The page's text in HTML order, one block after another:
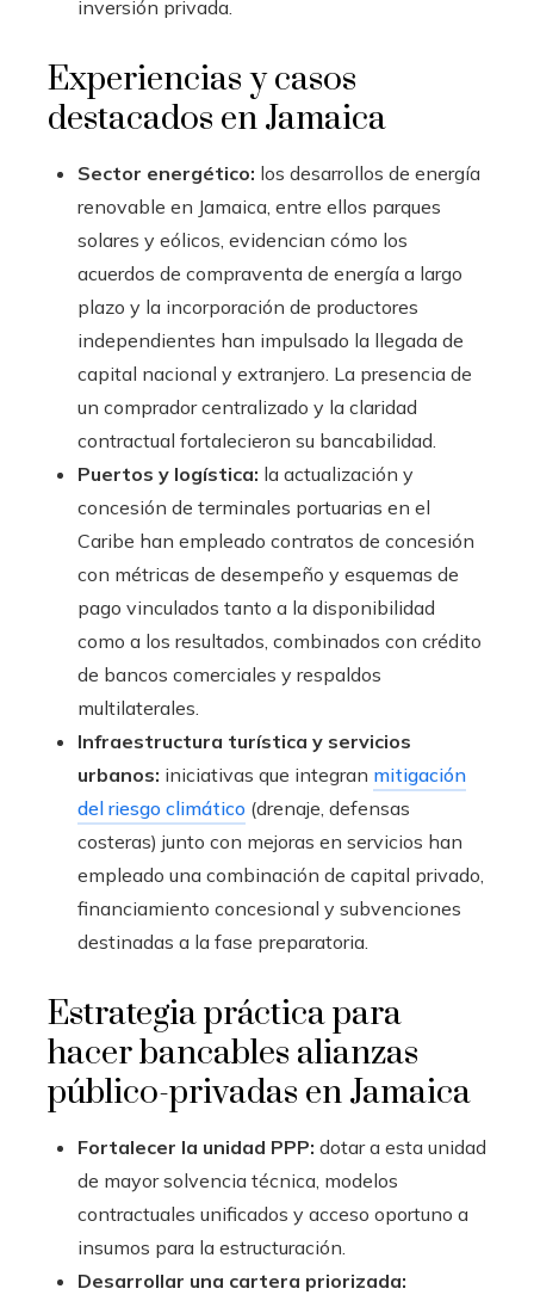
inversión privada.
Experiencias y casos
destacados en Jamaica
Sector energético: los desarrollos de energía
renovable en Jamaica, entre ellos parques
solares y eólicos, evidencian cómo los
acuerdos de compraventa de energía a largo
plazo y la incorporación de productores
independientes han impulsado la llegada de
capital nacional y extranjero. La presencia de
un comprador centralizado y la claridad
contractual fortalecieron su bancabilidad.
Puertos y logística: la actualización y
concesión de terminales portuarias en el
Caribe han empleado contratos de concesión
con métricas de desempeño y esquemas de
pago vinculados tanto a la disponibilidad
como a los resultados, combinados con crédito
de bancos comerciales y respaldos
multilaterales.
Infraestructura turística y servicios
urbanos: iniciativas que integran mitigación
del riesgo climático (drenaje, defensas
costeras) junto con mejoras en servicios han
empleado una combinación de capital privado,
financiamiento concesional y subvenciones
destinadas a la fase preparatoria.
Estrategia práctica para
hacer bancables alianzas
público-privadas en Jamaica
Fortalecer la unidad PPP: dotar a esta unidad
de mayor solvencia técnica, modelos
contractuales unificados y acceso oportuno a
insumos para la estructuración.
Desarrollar una cartera priorizada: